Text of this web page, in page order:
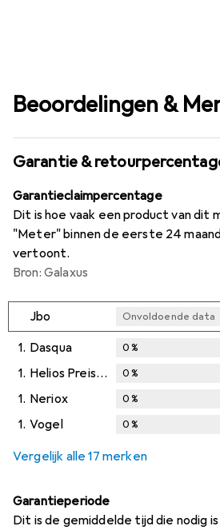
Beoordelingen &
Garantie &
Garantieclaimpercentage
Dit is hoe vaak een product van dit
"Meter" binnen de eerste 24
vertoont.
Bron: Galaxus
Jbo Onvoldoende data
1. Dasqua 0%
1. Helios Preisser 0%
1. Neriox 0%
1. Vogel 0%
Vergelijk alle 17 merken
Garantieperiode
Dit is de gemiddelde tijd die nodig